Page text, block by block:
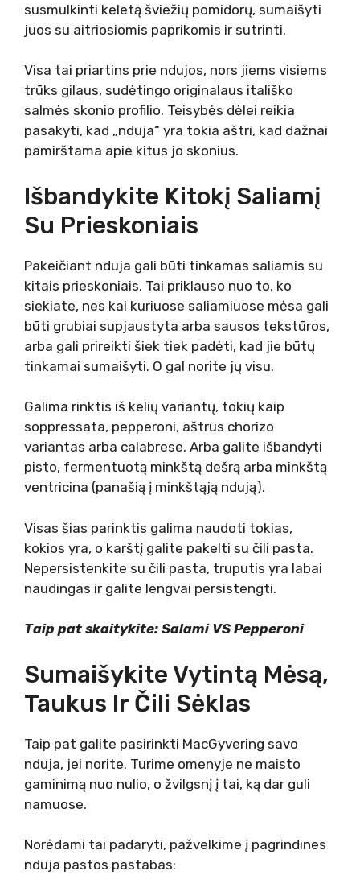
susmulkinti keletą šviežių pomidorų, sumaišyti
juos su aitriosiomis paprikomis ir sutrinti.
Visa tai priartins prie ndujos, nors jiems visiems
trūks gilaus, sudėtingo originalaus itališko
salmės skonio profilio. Teisybės dėlei reikia
pasakyti, kad „nduja“ yra tokia aštri, kad dažnai
pamirštama apie kitus jo skonius.
Išbandykite Kitokį Saliamį
Su Prieskoniais
Pakeičiant nduja gali būti tinkamas saliamis su
kitais prieskoniais. Tai priklauso nuo to, ko
siekiate, nes kai kuriuose saliamiuose mėsa gali
būti grubiai supjaustyta arba sausos tekstūros,
arba gali prireikti šiek tiek padėti, kad jie būtų
tinkamai sumaišyti. O gal norite jų visu.
Galima rinktis iš kelių variantų, tokių kaip
soppressata, pepperoni, aštrus chorizo ​​
variantas arba calabrese. Arba galite išbandyti
pisto, fermentuotą minkštą dešrą arba minkštą
ventricina (panašią į minkštąją ndują).
Visas šias parinktis galima naudoti tokias,
kokios yra, o karštį galite pakelti su čili pasta.
Nepersistenkite su čili pasta, truputis yra labai
naudingas ir galite lengvai persistengti.
Taip pat skaitykite: Salami VS Pepperoni
Sumaišykite Vytintą Mėsą,
Taukus Ir Čili Sėklas
Taip pat galite pasirinkti MacGyvering savo
nduja, jei norite. Turime omenyje ne maisto
gaminimą nuo nulio, o žvilgsnį į tai, ką dar guli
namuose.
Norėdami tai padaryti, pažvelkime į pagrindines
nduja pastos pastabas: